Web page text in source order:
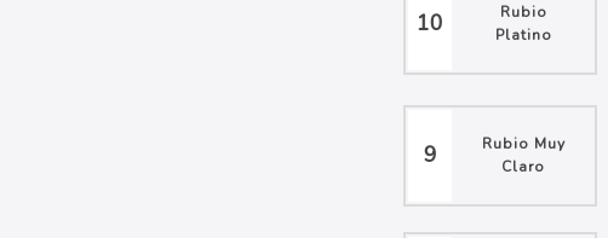
10
Rubio
Platino
9
Rubio Muy
Claro